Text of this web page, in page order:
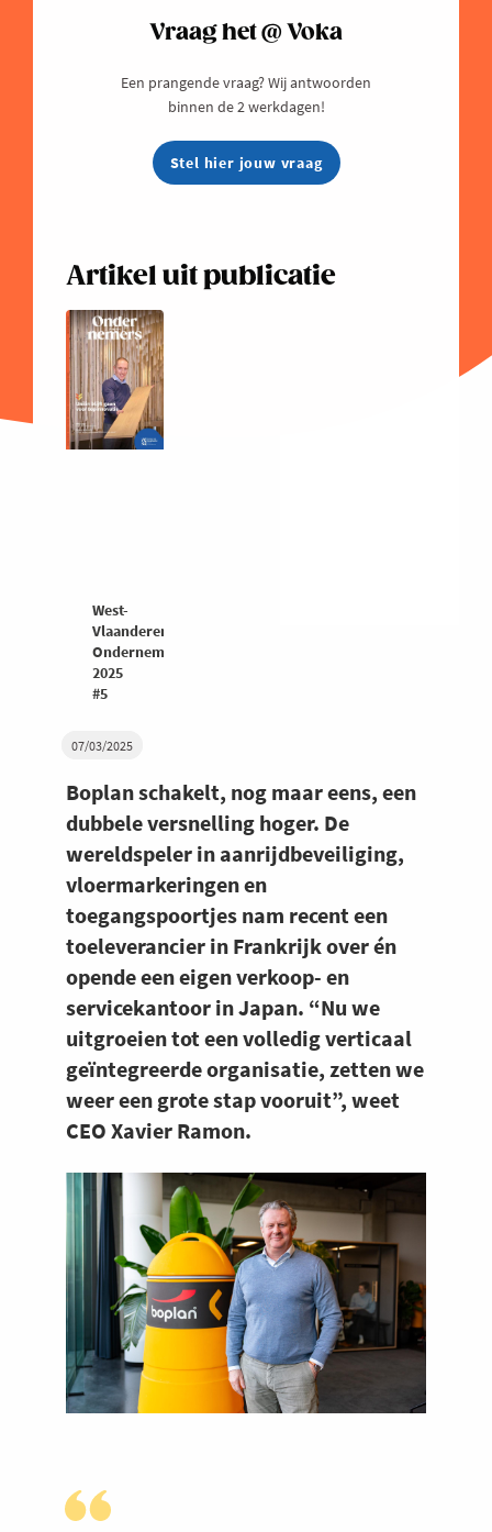
07/03/2025
Boplan schakelt, nog maar eens, een
dubbele versnelling hoger. De
wereldspeler in aanrijdbeveiliging,
vloermarkeringen en
toegangspoortjes nam recent een
toeleverancier in Frankrijk over én
opende een eigen verkoop- en
servicekantoor in Japan. “Nu we
uitgroeien tot een volledig verticaal
geïntegreerde organisatie, zetten we
weer een grote stap vooruit”, weet
CEO Xavier Ramon.
Vraag het @ Voka
Een prangende vraag? Wij antwoorden
binnen de 2 werkdagen!
Stel hier jouw vraag
Artikel uit publicatie
West-
Vlaanderen
Ondernemers
2025
#5